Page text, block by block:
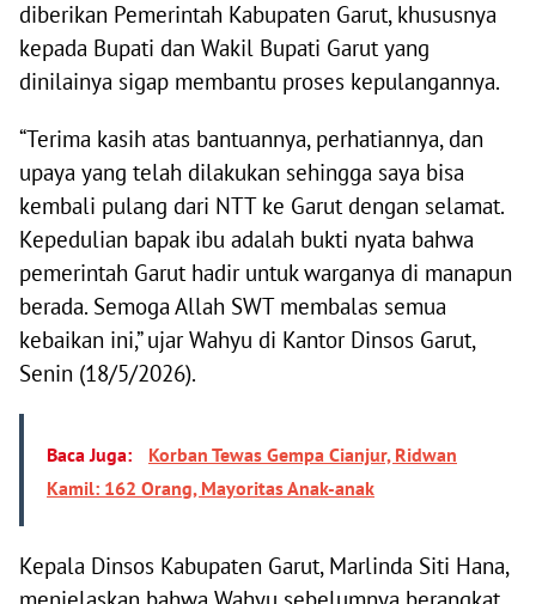
diberikan Pemerintah Kabupaten Garut, khususnya
kepada Bupati dan Wakil Bupati Garut yang
dinilainya sigap membantu proses kepulangannya.
“Terima kasih atas bantuannya, perhatiannya, dan
upaya yang telah dilakukan sehingga saya bisa
kembali pulang dari NTT ke Garut dengan selamat.
Kepedulian bapak ibu adalah bukti nyata bahwa
pemerintah Garut hadir untuk warganya di manapun
berada. Semoga Allah SWT membalas semua
kebaikan ini,” ujar Wahyu di Kantor Dinsos Garut,
Senin (18/5/2026).
Baca Juga:
Korban Tewas Gempa Cianjur, Ridwan
Kamil: 162 Orang, Mayoritas Anak-anak
Kepala Dinsos Kabupaten Garut, Marlinda Siti Hana,